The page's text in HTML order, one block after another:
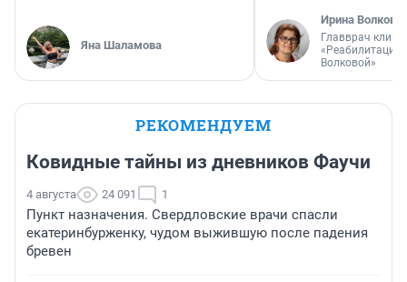
Яна Шаламова
Ирина Волкова
Главврач
«Реабилитация
Волковой»
РЕКОМЕНДУЕМ
Ковидные тайны из дневников Фаучи
4 августа 24 091 1
Пункт назначения. Свердловские врачи спасли
екатеринбурженку, чудом выжившую после падения
бревен